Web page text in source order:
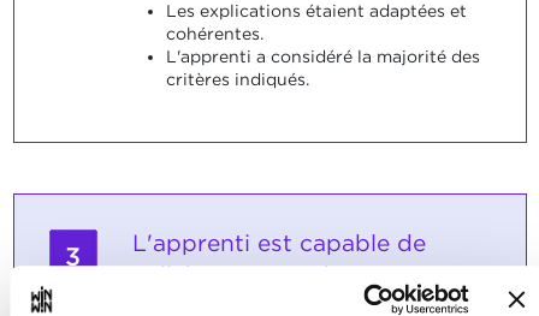
Les explications étaient adaptées et
cohérentes.
L'apprenti a considéré la majorité des
critères indiqués.
3
L'apprenti est capable de
collaborer avec des parents,
avec des tuteurs légaux ainsi